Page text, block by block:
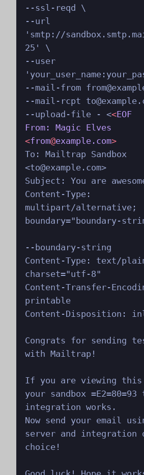
--ssl-reqd \
--url
'smtp://
25' \
--user
--mail-from
--mail-rcpt
--upload-file - <<EOF
From:
Magic Elves
<from@example.com>
To: Mailtrap Sandbox
<to@example.com>
Subject: You are
Content-Type:
multipart/alternative;
boundary="boundary-
--boundary-string
Content-Type: text/
charset="utf-8"
Content-Transfer-
printable
Content-Disposition:
Congrats for sending
with Mailtrap!
If you are viewing
your sandbox =E2=80=93
integration works.
Now send your email
server and integration
choice!